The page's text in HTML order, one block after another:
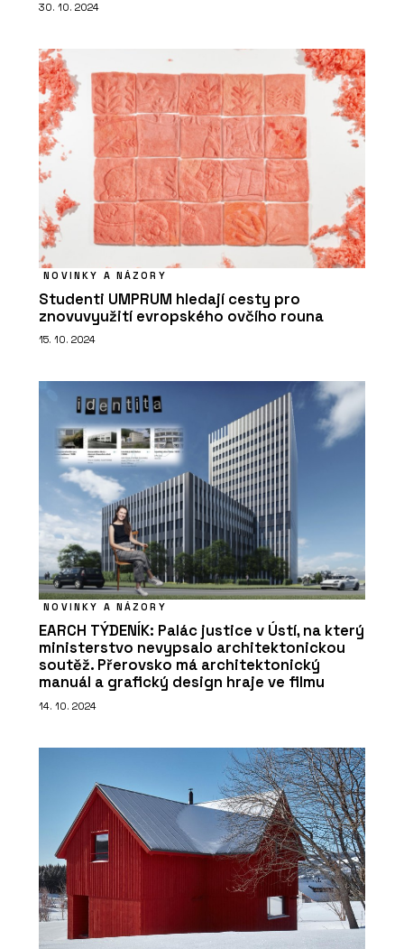
30. 10. 2024
NOVINKY A NÁZORY
Studenti UMPRUM hledají cesty pro
znovuvyužití evropského ovčího rouna
15. 10. 2024
NOVINKY A NÁZORY
EARCH TÝDENÍK: Palác justice v Ústí, na který
ministerstvo nevypsalo architektonickou
soutěž. Přerovsko má architektonický
manuál a grafický design hraje ve filmu
14. 10. 2024